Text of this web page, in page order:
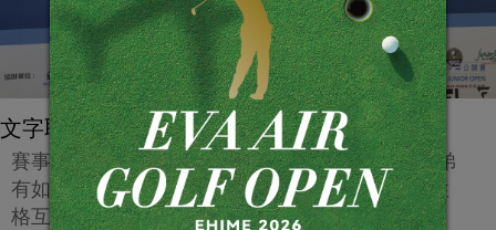
文字取材自大會新聞稿
賽事總監翁士棻(中)和翁傳傑(左一)、翁崇格三兄弟
有如賽會的三支頂樑柱，各有所長，各司其職，性
格互補，默契一流。(鍾豐榮攝影)